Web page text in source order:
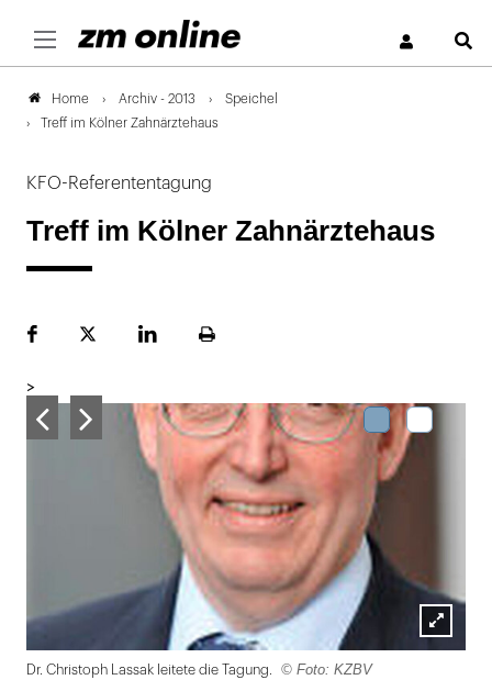
Home Archiv - 2013
Speichel
Treff im Kölner Zahnärztehaus
KFO-Referententagung
Treff im Kölner Zahnärztehaus
FacebookPlattformLinekdInSeite
>
Lightbox
Dr. Christoph Lassak leitete die Tagung. © Foto: KZBV